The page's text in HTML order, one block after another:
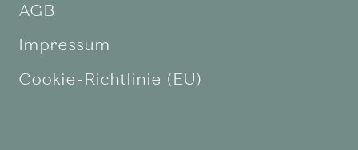
AGB
Impressum
Cookie-Richtlinie (EU)